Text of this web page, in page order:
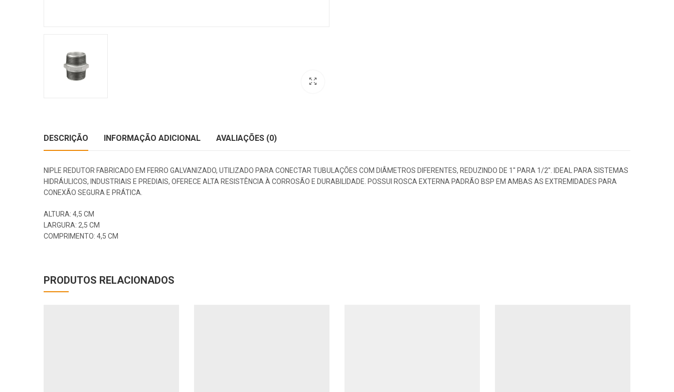
DESCRIÇÃO INFORMAÇÃO ADICIONAL AVALIAÇÕES (0)
NIPLE REDUTOR FABRICADO EM FERRO GALVANIZADO, UTILIZADO PARA CONECTAR TUBULAÇÕES COM DIÂMETROS DIFERENTES, REDUZINDO DE 1″ PARA 1/2″. IDEAL PARA SISTEMAS
HIDRÁULICOS, INDUSTRIAIS E PREDIAIS, OFERECE ALTA RESISTÊNCIA À CORROSÃO E DURABILIDADE. POSSUI ROSCA EXTERNA PADRÃO BSP EM AMBAS AS EXTREMIDADES PARA
CONEXÃO SEGURA E PRÁTICA.
ALTURA: 4,5 CM
LARGURA: 2,5 CM
COMPRIMENTO: 4,5 CM
PRODUTOS RELACIONADOS